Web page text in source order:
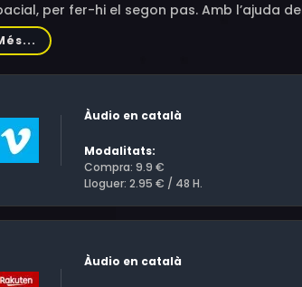
per fer-hi el segon pas. Amb l’ajuda
la nau i arribar a l’espai? Una
un rerefons irònic sobre els esdeveniments
Àudio en català
Modalitats:
Compra: 9.9 €
Lloguer: 2.95 € / 48 H.
Àudio en català